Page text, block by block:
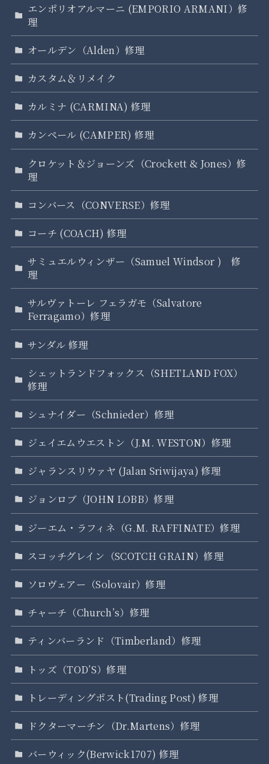
エンポリオアルマーニ (EMPORIO ARMANI）修
理
オールデン（Alden）修理
カスタム＆リメイク
カルミナ (CARMINA) 修理
カンペール (CAMPER) 修理
クロケット＆ジョーンズ（Crockett & Jones）修
理
コンバース（CONVERSE）修理
コーチ (COACH) 修理
サミュエルウィンザー（Samuel Windsor ) 修
理
サルヴァトーレ フェラガモ（Salvatore
Ferragamo）修理
サンダル 修理
シェットランドフォックス（SHETLAND FOX）
修理
シュナイダー（Schnieder）修理
ジェイエムウエストン（J.M. WESTON）修理
ジャランスリウァヤ (Jalan Sriwijaya) 修理
ジョンロブ（JOHN LOBB）修理
ジーエム・ラフィネ（G.M. RAFFINATE）修理
スコッチグレイン（SCOTCH GRAIN）修理
ソロヴェアー（Solovair）修理
チャーチ（Church’s）修理
ティンバーランド（Timberland）修理
トッズ（TOD’S）修理
トレーディングポスト(Trading Post) 修理
ドクターマーチン（Dr.Martens）修理
バーウィック(Berwick1707) 修理